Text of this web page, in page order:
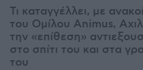
Τι καταγγέλλει, με
του Ομίλου Animus,
την «επίθεση»
στο σπίτι του και στα
του